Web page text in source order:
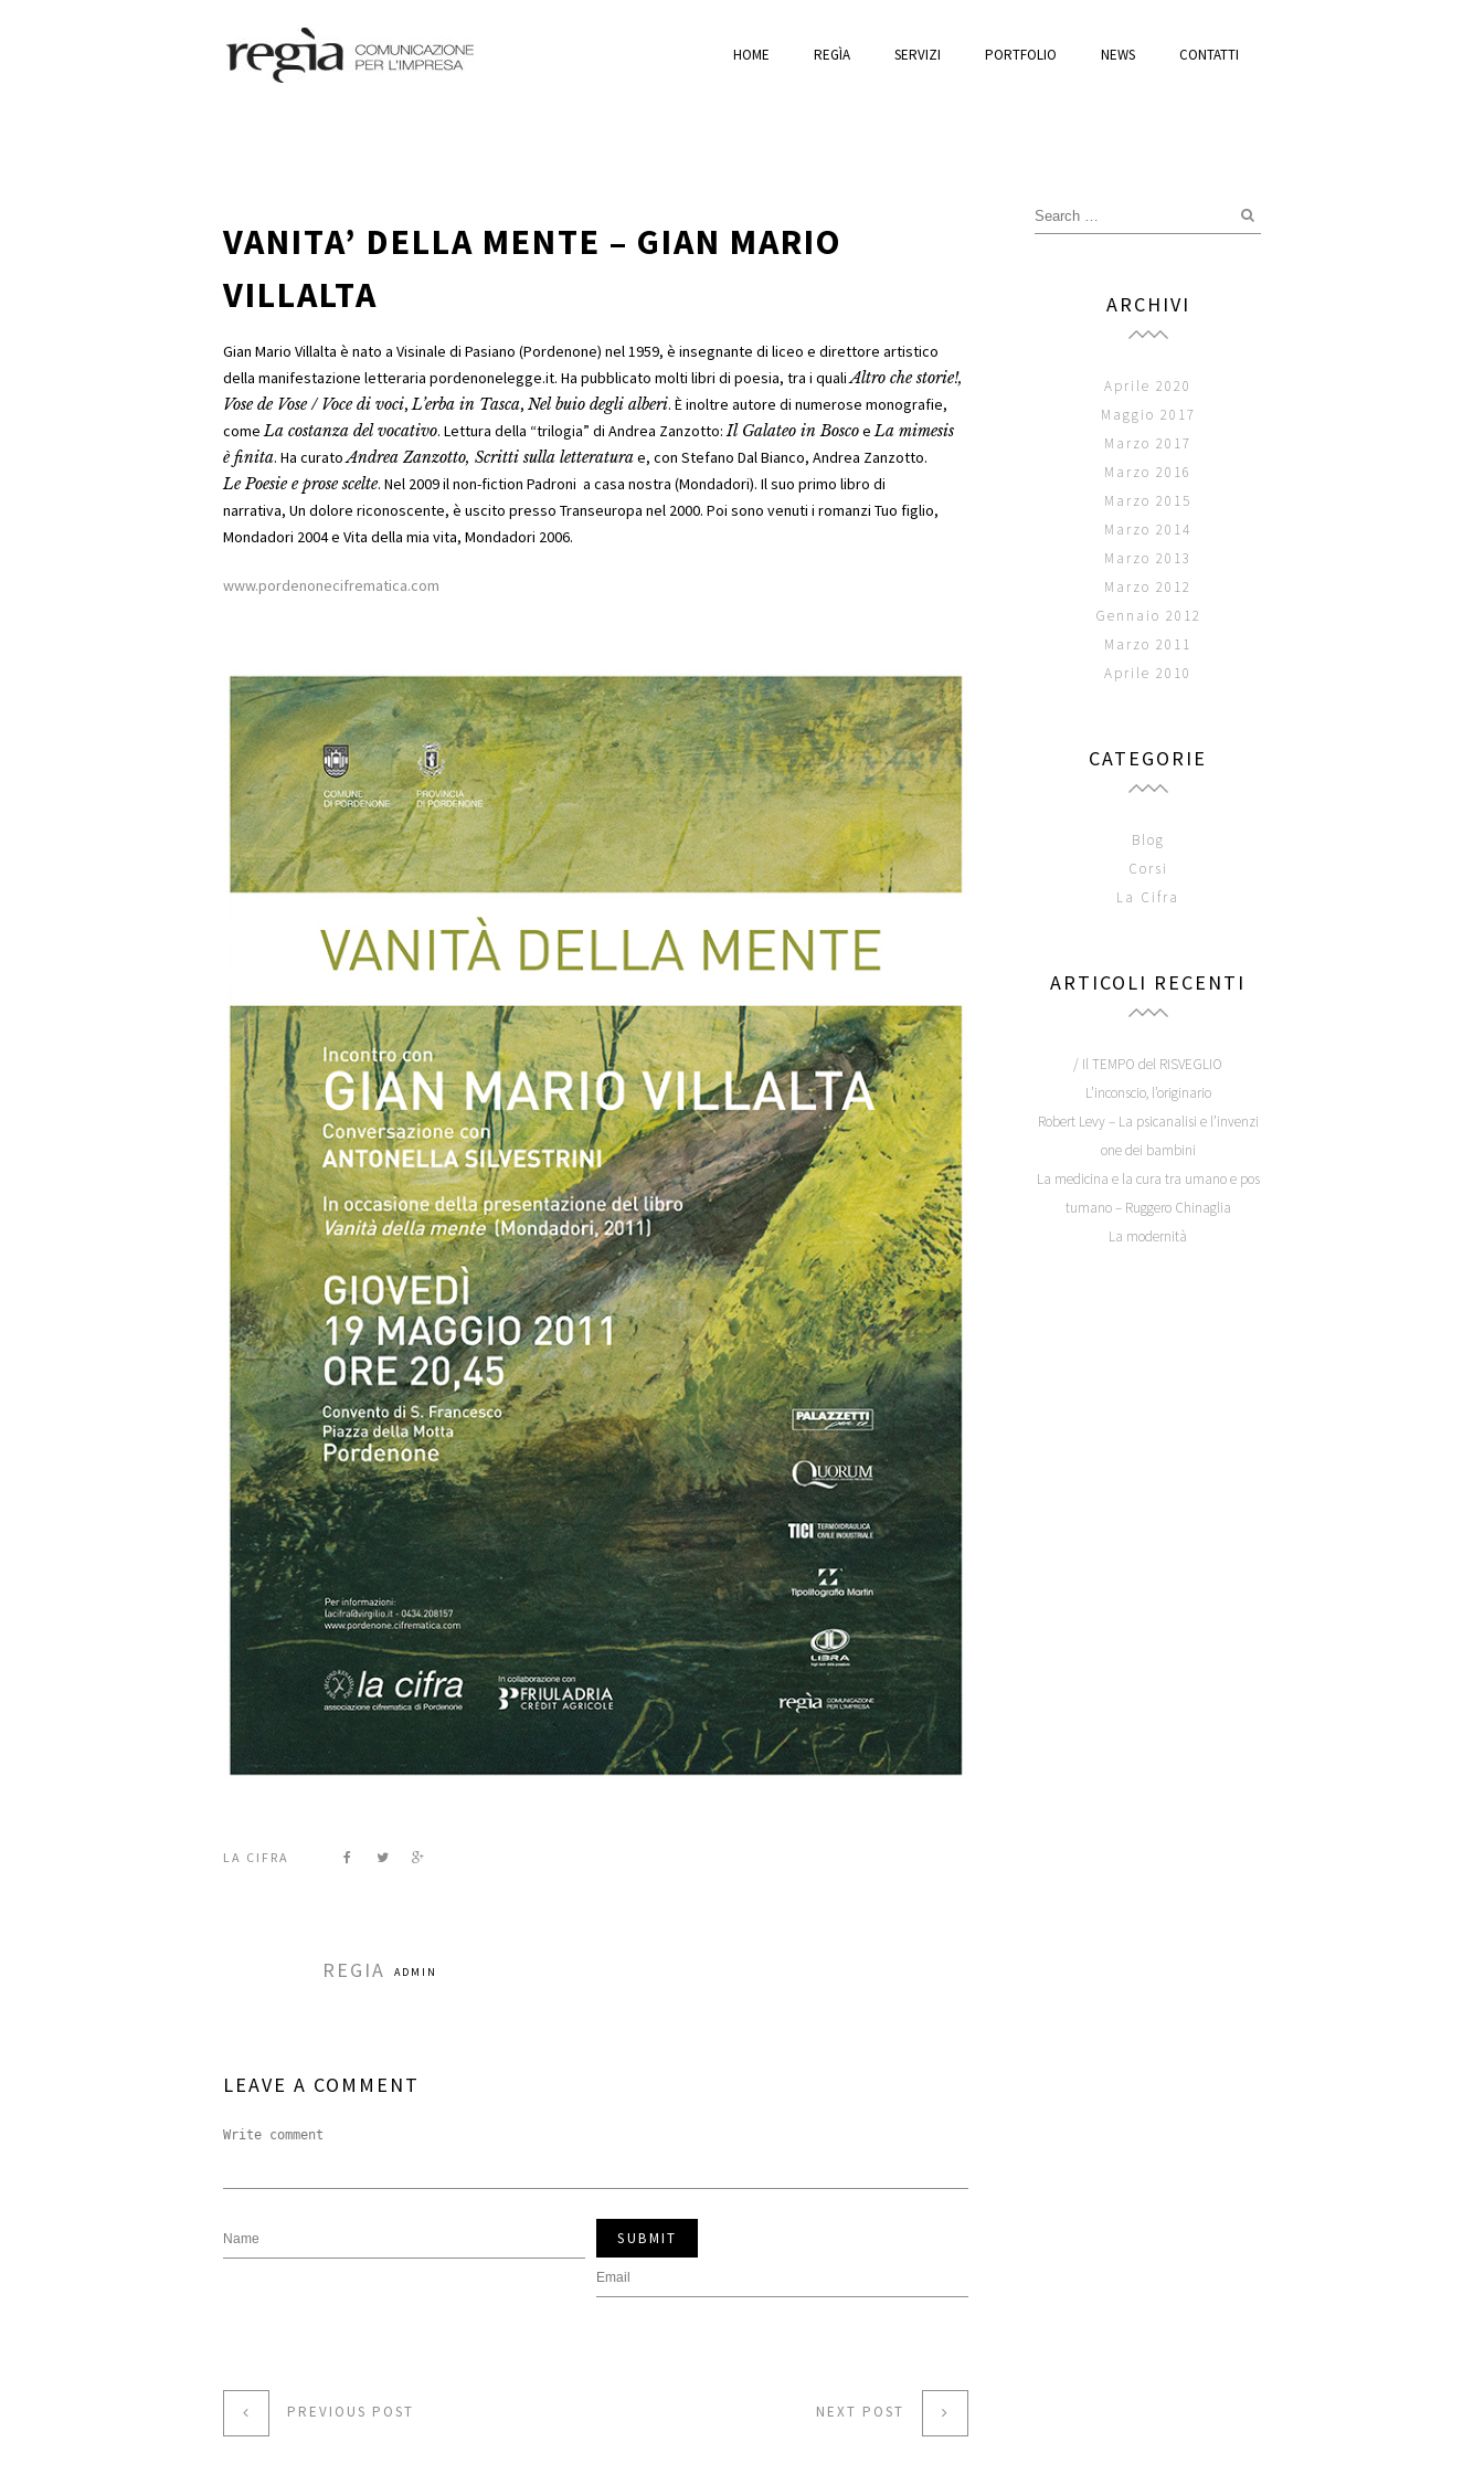
HOME REGÌA SERVIZI PORTFOLIO NEWS CONTATTI
VANITA’ DELLA MENTE – GIAN MARIO
VILLALTA
Gian Mario Villalta è nato a Visinale di Pasiano (Pordenone) nel 1959, è insegnante di liceo e direttore artistico
della manifestazione letteraria pordenonelegge.it. Ha pubblicato molti libri di poesia, tra i qualiAltro che storie!,
Vose de Vose / Voce di voci,L’erba in Tasca, Nel buio degli alberi. È inoltre autore di numerose monografie,
comeLa costanza del vocativo. Lettura della “trilogia” di Andrea Zanzotto:Il Galateo in BoscoeLa mimesis
è finita. Ha curatoAndrea Zanzotto, Scritti sulla letteraturae, con Stefano Dal Bianco, Andrea Zanzotto.
Le Poesie e prose scelte. Nel 2009 il non-fiction Padroni a casa nostra (Mondadori). Il suo primo libro di
narrativa, Un dolore riconoscente, è uscito presso Transeuropa nel 2000. Poi sono venuti i romanzi Tuo figlio,
Mondadori 2004 e Vita della mia vita, Mondadori 2006.
www.pordenonecifrematica.com
LA CIFRA
REGIA ADMIN
LEAVE A COMMENT
SUBMIT
PREVIOUS POST NEXT POST
ARCHIVI
Aprile 2020
Maggio 2017
Marzo 2017
Marzo 2016
Marzo 2015
Marzo 2014
Marzo 2013
Marzo 2012
Gennaio 2012
Marzo 2011
Aprile 2010
CATEGORIE
Blog
Corsi
La Cifra
ARTICOLI RECENTI
/ Il TEMPO del RISVEGLIO
L’inconscio, l’originario
Robert Levy – La psicanalisi e l’invenzi
one dei bambini
La medicina e la cura tra umano e pos
tumano – Ruggero Chinaglia
La modernità